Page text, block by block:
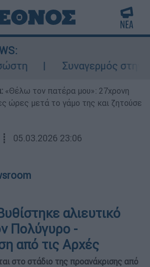
Συναγερμός στην
«Θέλω τον πατέρα μου»: 27χρονη
ώρες μετά το γάμο της και ζητούσε
┋ 05.03.2026 23:06
αλιευτικό
Πολύγυρο -
από τις Αρχές
στο στάδιο της προανάκρισης από